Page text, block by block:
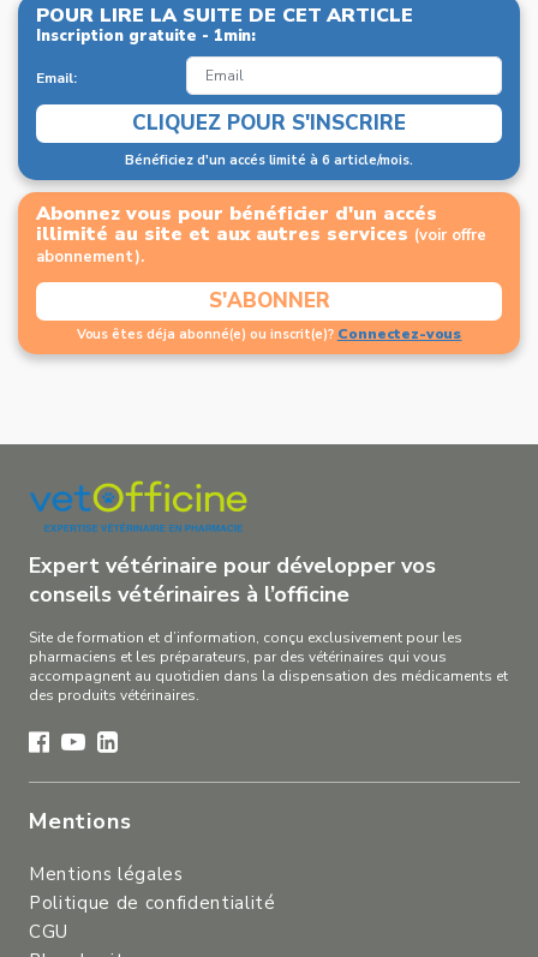
Abonnez vous pour bénéficier d'un accés
illimité au site et aux autres services (voir offre
abonnement).
S'ABONNER
Vous êtes déja abonné(e) ou inscrit(e)? Connectez-vous
POUR LIRE LA SUITE DE CET ARTICLE
Inscription gratuite - 1min:
Email:
CLIQUEZ POUR S'INSCRIRE
Bénéficiez d'un accés limité à 6 article/mois.
Expert vétérinaire pour développer vos
conseils vétérinaires à l’officine
Site de formation et d’information, conçu exclusivement pour les
pharmaciens et les préparateurs, par des vétérinaires qui vous
accompagnent au quotidien dans la dispensation des médicaments et
des produits vétérinaires.
Mentions
Mentions légales
Politique de confidentialité
CGU